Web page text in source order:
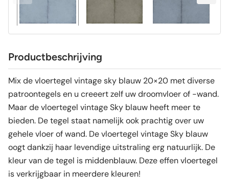
Productbeschrijving
Mix de vloertegel vintage sky blauw 20×20 met diverse
patroontegels en u creeert zelf uw droomvloer of -wand.
Maar de vloertegel vintage Sky blauw heeft meer te
bieden. De tegel staat namelijk ook prachtig over uw
gehele vloer of wand. De vloertegel vintage Sky blauw
oogt dankzij haar levendige uitstraling erg natuurlijk. De
kleur van de tegel is middenblauw. Deze effen vloertegel
is verkrijgbaar in meerdere kleuren!